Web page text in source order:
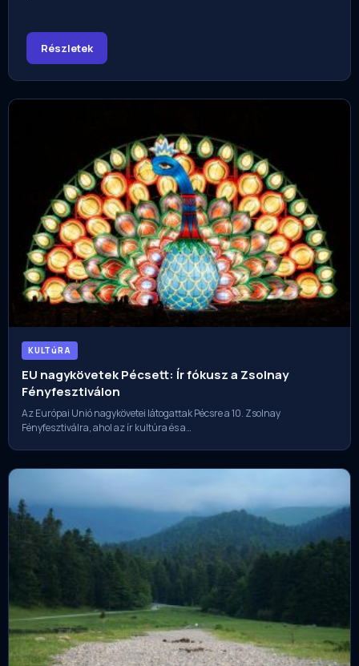
Részletek
KULTúRA
EU nagykövetek Pécsett: Ír fókusz a Zsolnay
Fényfesztiválon
Az Európai Unió nagykövetei látogattak Pécsre a 10. Zsolnay
Fényfesztiválra, ahol az ír kultúra és a…